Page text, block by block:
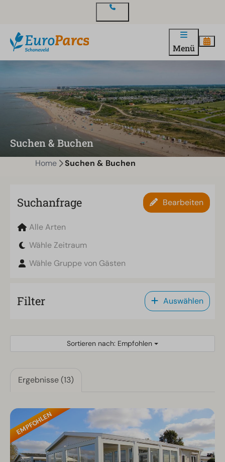
Menü
Suchen & Buchen
Home Suchen & Buchen
Suchanfrage Bearbeiten
Alle Arten
Wähle Zeitraum
Wähle Gruppe von Gästen
Filter Auswählen
Sortieren nach: Empfohlen
Ergebnisse (13)
EMPFOHLEN